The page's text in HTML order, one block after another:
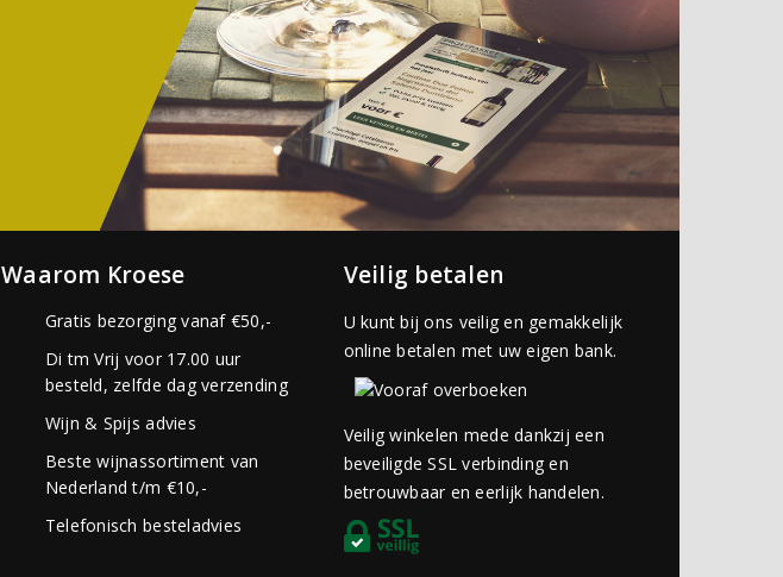
Waarom Kroese
Gratis bezorging vanaf €50,-
Di tm Vrij voor 17.00 uur
besteld, zelfde dag verzending
Wijn & Spijs advies
Beste wijnassortiment van
Nederland t/m €10,-
Telefonisch besteladvies
Veilig betalen
U kunt bij ons veilig en gemakkelijk
online betalen met uw eigen bank.
Veilig winkelen mede dankzij een
beveiligde SSL verbinding en
betrouwbaar en eerlijk handelen.